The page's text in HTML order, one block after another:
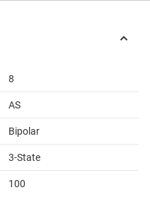
8
AS
Bipolar
3-State
100